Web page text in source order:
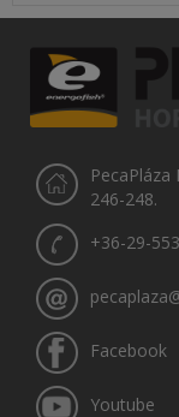
PecaPláza
246-248.
+36-29-
Facebook
Youtube